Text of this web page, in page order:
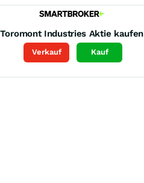
Toromont Industries Aktie kaufen
Verkauf Kauf